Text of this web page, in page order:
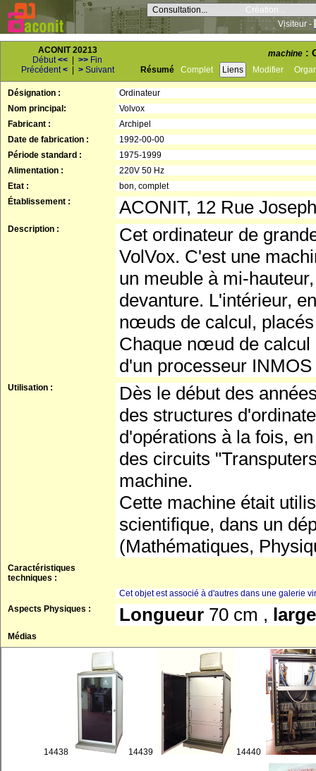
Consultation...
Création...
Visiteur -
ACONIT 20213
Début<< >> Fin
Précédent< > Suivant
machine :
Résumé Complet Liens Modifier
Désignation :
Ordinateur
Nom principal:
Volvox
Fabricant :
Archipel
Date de fabrication :
1992-00-00
Période standard :
1975-1999
Alimentation :
220V 50 Hz
Etat :
bon, complet
Établissement :
ACONIT, 12 Rue
Description :
Cet ordinateur de
VolVox. C'est une
un meuble à mi-
devanture. L'intérieur,
nœuds de calcul,
Chaque nœud de calcul
d'un processeur
Utilisation :
Dès le début des
des structures
d'opérations à la fois,
des circuits
machine.
Cette machine était
scientifique, dans un
(Mathématiques,
Caractéristiques
techniques :
Cet objet est associé à d'autres dans une galerie
Aspects Physiques :
Longueur 70 cm ,
Médias
14438 14439 14440